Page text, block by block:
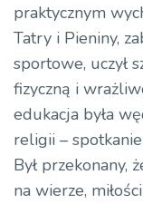
praktycznym
Tatry i Pieniny,
sportowe, uczył
fizyczną i
edukacja była
religii –
Był przekonany,
na wierze,